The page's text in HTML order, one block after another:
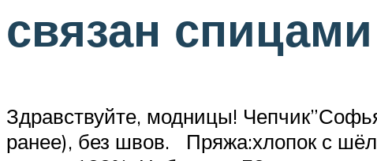
связан спицами
Здравствуйте, модницы!
ранее), без швов. Пряжа:хлопок с